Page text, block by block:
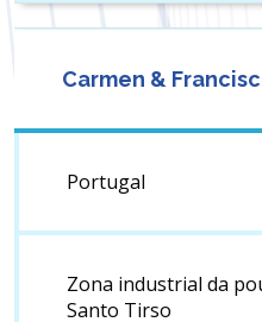
Carmen &
Portugal
Zona industrial da
Santo Tirso